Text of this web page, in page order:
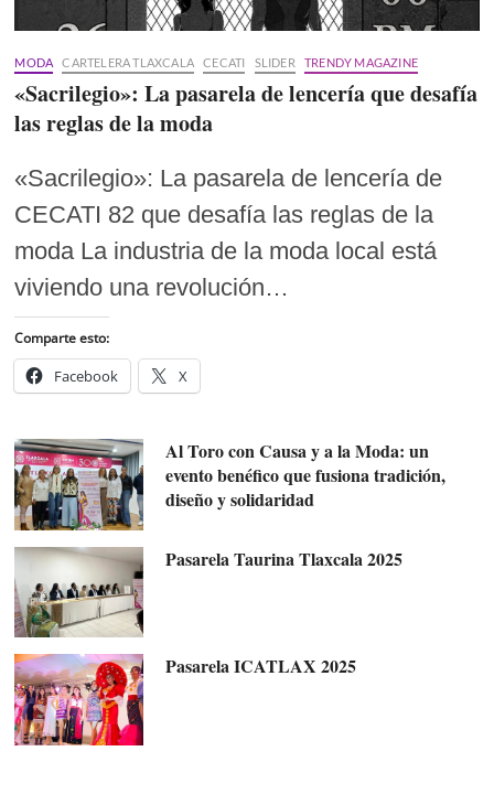
MODA CARTELERA TLAXCALA CECATI SLIDER TRENDY MAGAZINE
«Sacrilegio»: La pasarela de lencería que desafía
las reglas de la moda
«Sacrilegio»: La pasarela de lencería de
CECATI 82 que desafía las reglas de la
moda La industria de la moda local está
viviendo una revolución…
Comparte esto:
Facebook X
Al Toro con Causa y a la Moda: un
evento benéfico que fusiona tradición,
diseño y solidaridad
Pasarela Taurina Tlaxcala 2025
Pasarela ICATLAX 2025